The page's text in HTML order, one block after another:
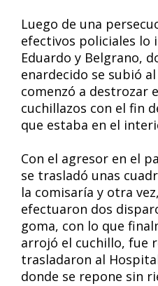
Luego de una
efectivos policiales lo
Eduardo y Belgrano,
enardecido se subió
comenzó a destrozar
cuchillazos con el fin
que estaba en el
Con el agresor en el
se trasladó unas
la comisaría y otra
efectuaron dos
goma, con lo que
arrojó el cuchillo, fue
trasladaron al
donde se repone sin